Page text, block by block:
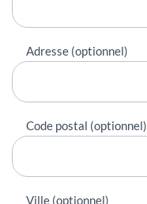
Adresse (optionnel)
Code postal (optionnel)
Ville (optionnel)